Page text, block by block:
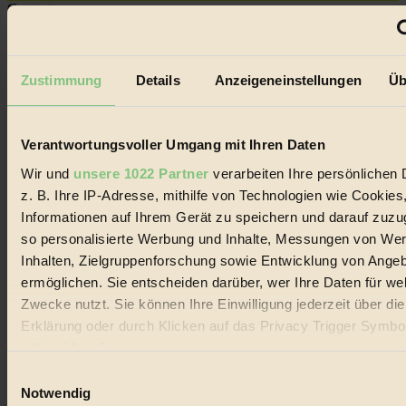
Zustimmung Details Anzeigeneinstellungen
Verantwortungsvoller Umgang mit Ihren Daten
Wir und unsere 1022 Partner verarbeiten Ihre persönlichen
z. B. Ihre IP-Adresse, mithilfe von Technologien wie
Informationen auf Ihrem Gerät zu speichern und darauf
so personalisierte Werbung und Inhalte, Messungen von
Inhalten, Zielgruppenforschung sowie Entwicklung von
ermöglichen. Sie entscheiden darüber, wer Ihre Daten für
Zwecke nutzt. Sie können Ihre Einwilligung jederzeit über
Erklärung oder durch Klicken auf das Privacy Trigger
oder widerrufen
Wenn Sie es erlauben, würden wir auch gerne:
Notwendig
Coverstory
Freilandhühnerbetrieb vorbeischauen.
Mitteleuropa inziwschen oft zu Hause.
GEMEINER:Es gibt nun Weinflaschen, die nach
Entleerung voll wieder zu dir zurückkommen.
Der BIORAMA-Newsletter
Erhalte in regelmäßigen Abständen die aktuellsten Artikel,